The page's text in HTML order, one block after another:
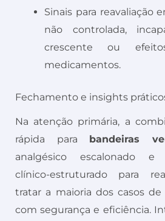
Sinais para reavaliação
não controlada,
crescente ou
medicamentos.
Fechamento e insights
Na atenção primária, a
rápida para bandeiras
analgésico escalonado e
clínico-estruturado para
tratar a maioria dos casos
com segurança e eficiência.